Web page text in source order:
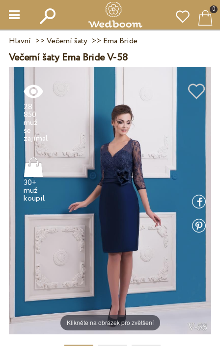
0
Hlavní >> Večerní šaty>> Ema Bride
Večerní šaty Ema Bride V-58
Klikněte na obrázek pro zvětšení
28
850
muž
se
30+
muž